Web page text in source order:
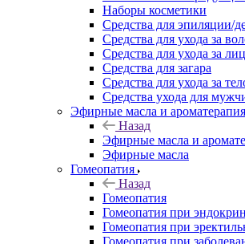
Наборы косметики
Средства для эпиляции/
Средства для ухода за
Средства для ухода за
Средства для загара
Средства для ухода за
Средства ухода для
Эфирные масла и ароматерапия
Назад
Эфирные масла и
Эфирные масла
Гомеопатия
Назад
Гомеопатия
Гомеопатия при
Гомеопатия при
Гомеопатия при